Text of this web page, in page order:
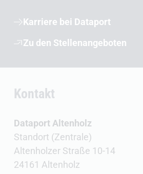
Karriere bei Dataport
Zu den Stellenangeboten
Kontakt
Dataport Altenholz
Standort (Zentrale)
Altenholzer Straße 10-14
24161 Altenholz